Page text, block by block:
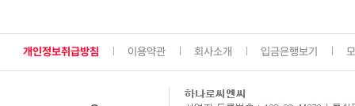
개인정보취급방침 이용약관 회사소개 입금은행보기